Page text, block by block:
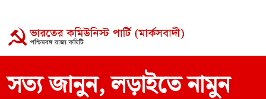
সত্য জানুন, লড়াইতে নামুন